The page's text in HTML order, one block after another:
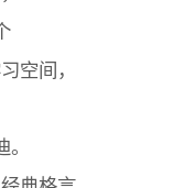
空间，